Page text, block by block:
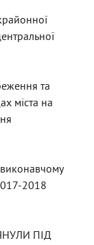
та
міста на
2018
ПІД